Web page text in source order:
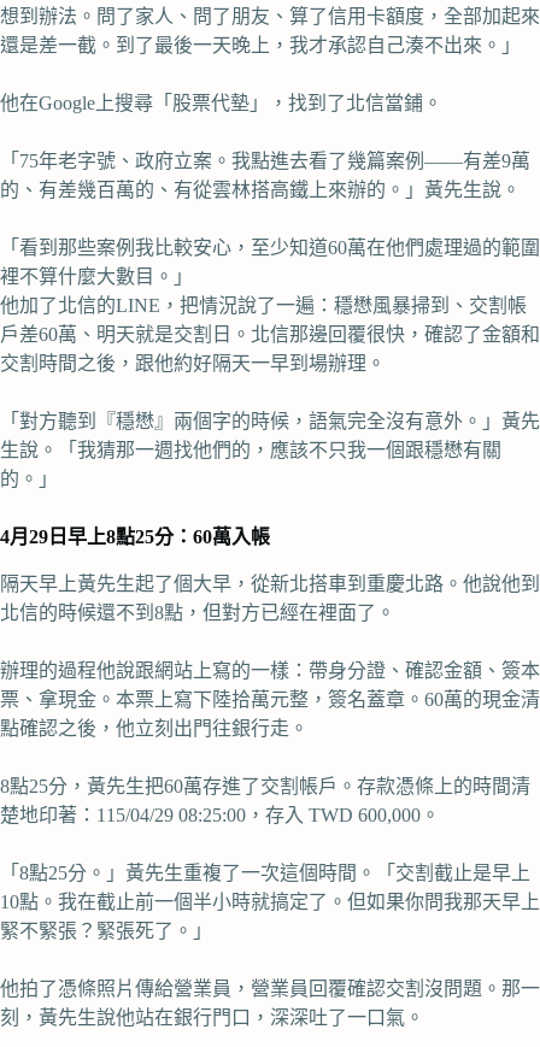
想到辦法。問了家人、問了朋友、算了信用卡額度，全部加起來
還是差一截。到了最後一天晚上，我才承認自己湊不出來。」
他在Google上搜尋「股票代墊」，找到了北信當鋪。
「75年老字號、政府立案。我點進去看了幾篇案例——有差9萬
的、有差幾百萬的、有從雲林搭高鐵上來辦的。」黃先生說。
「看到那些案例我比較安心，至少知道60萬在他們處理過的範圍
裡不算什麼大數目。」
他加了北信的LINE，把情況說了一遍：穩懋風暴掃到、交割帳
戶差60萬、明天就是交割日。北信那邊回覆很快，確認了金額和
交割時間之後，跟他約好隔天一早到場辦理。
「對方聽到『穩懋』兩個字的時候，語氣完全沒有意外。」黃先
生說。「我猜那一週找他們的，應該不只我一個跟穩懋有關
的。」
4月29日早上8點25分：60萬入帳
隔天早上黃先生起了個大早，從新北搭車到重慶北路。他說他到
北信的時候還不到8點，但對方已經在裡面了。
辦理的過程他說跟網站上寫的一樣：帶身分證、確認金額、簽本
票、拿現金。本票上寫下陸拾萬元整，簽名蓋章。60萬的現金清
點確認之後，他立刻出門往銀行走。
8點25分，黃先生把60萬存進了交割帳戶。存款憑條上的時間清
楚地印著：115/04/29 08:25:00，存入 TWD 600,000。
「8點25分。」黃先生重複了一次這個時間。「交割截止是早上
10點。我在截止前一個半小時就搞定了。但如果你問我那天早上
緊不緊張？緊張死了。」
他拍了憑條照片傳給營業員，營業員回覆確認交割沒問題。那一
刻，黃先生說他站在銀行門口，深深吐了一口氣。